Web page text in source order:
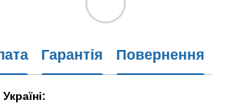
Гарантія Повернення